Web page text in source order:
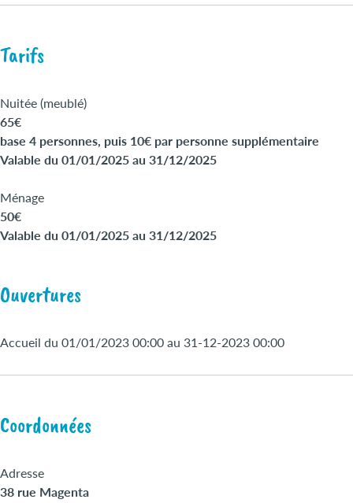
Tarifs
Nuitée (meublé)
65€
base 4 personnes, puis 10€ par personne supplémentaire
Valable du 01/01/2025 au 31/12/2025
Ménage
50€
Valable du 01/01/2025 au 31/12/2025
Ouvertures
Accueil du 01/01/2023 00:00 au 31-12-2023 00:00
Coordonnées
Adresse
38 rue Magenta